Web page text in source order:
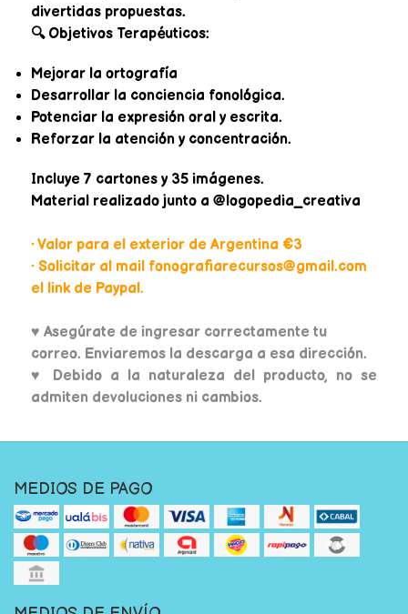
divertidas propuestas.
🔍 Objetivos Terapéuticos:
Mejorar la ortografía
Desarrollar la conciencia fonológica.
Potenciar la expresión oral y escrita.
Reforzar la atención y concentración.
Incluye 7 cartones y 35 imágenes.
Material realizado junto a @logopedia_creativa
• Valor para el exterior de Argentina €3
• Solicitar al mail fonografiarecursos@gmail.com
el link de Paypal.
♥ Asegúrate de ingresar correctamente tu
correo. Enviaremos la descarga a esa dirección.
♥ Debido a la naturaleza del producto, no se
admiten devoluciones ni cambios.
MEDIOS DE PAGO